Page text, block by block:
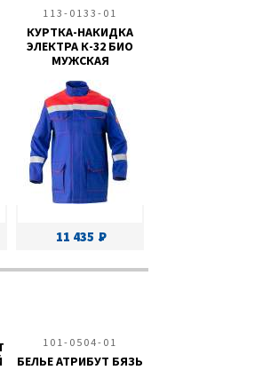
113-0133-01
КУРТКА-НАКИДКА
ЭЛЕКТРА К-32 БИО
МУЖСКАЯ
11 435
101-0504-01
БЕЛЬЕ АТРИБУТ БЯЗЬ